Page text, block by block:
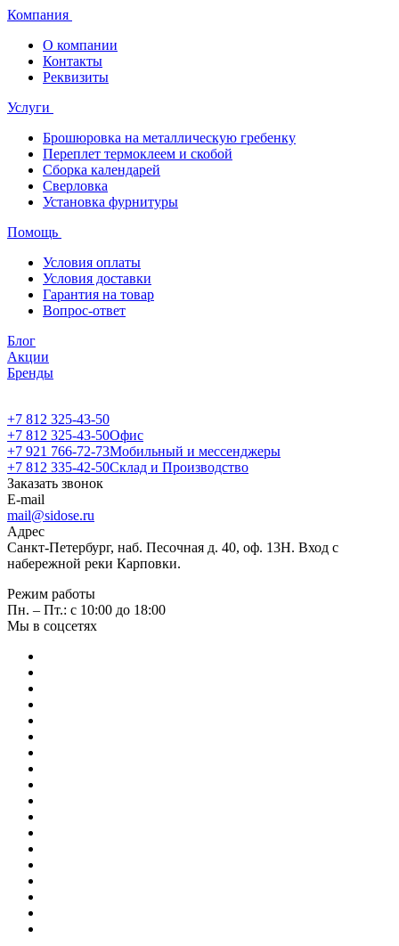
Компания
О компании
Контакты
Реквизиты
Услуги
Брошюровка на металлическую гребенку
Переплет термоклеем и скобой
Сборка календарей
Сверловка
Установка фурнитуры
Помощь
Условия оплаты
Условия доставки
Гарантия на товар
Вопрос-ответ
Блог
Акции
Бренды
+7 812 325-43-50
+7 812 325-43-50Офис
+7 921 766-72-73Мобильный и мессенджеры
+7 812 335-42-50Склад и Производство
Заказать звонок
E-mail
mail@sidose.ru
Адрес
Санкт-Петербург, наб. Песочная д. 40, оф. 13Н. Вход с
набережной реки Карповки.
Режим работы
Пн. – Пт.: с 10:00 до 18:00
Мы в соцсетях